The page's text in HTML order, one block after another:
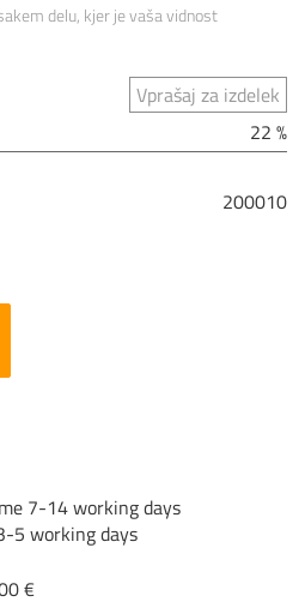
delu, kjer je vaša vidnost
Vprašaj za izdelek
22 %
200010
7-14 working days
5 working days
€